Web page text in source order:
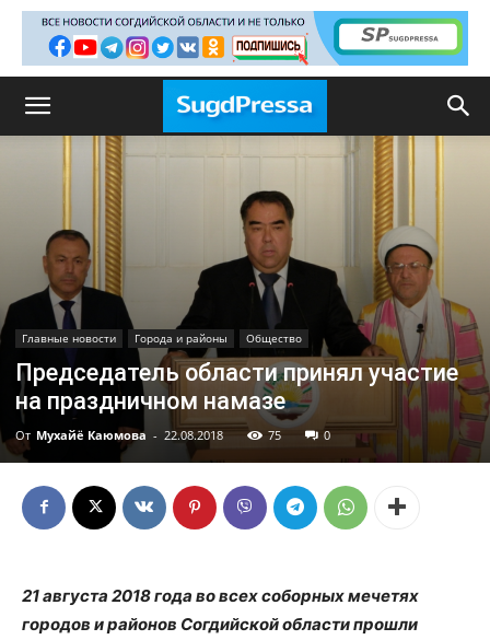
Главные новости Города и районы Общество
Председатель области принял участие
на праздничном намазе
От Мухайё Каюмова - 22.08.2018 75 0
21 августа 2018 года во всех соборных мечетях
городов и районов Согдийской области прошли